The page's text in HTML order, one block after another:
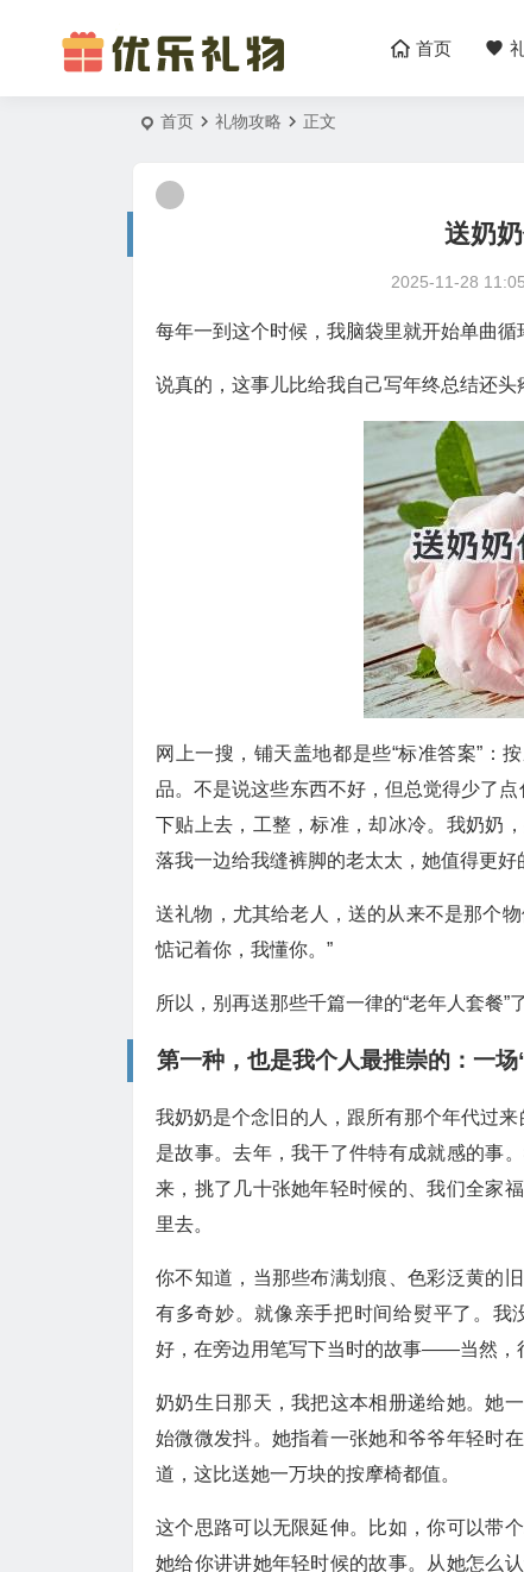
首页
首页 礼物攻略 正文
送奶
2025-11-28
每年一到这个时候，我脑袋里就开始单曲
说真的，这事儿比给我自己写年终总结还头
网上一搜，铺天盖地都是些“标准答案”：
品。不是说这些东西不好，但总觉得少了
下贴上去，工整，标准，却冰冷。我奶奶
落我一边给我缝裤脚的老太太，她值得更好
送礼物，尤其给老人，送的从来不是那个
惦记着你，我懂你。”
所以，别再送那些千篇一律的“老年人套餐”
第一种，也是我个人最推崇的：一场
我奶奶是个念旧的人，跟所有那个年代过
是故事。去年，我干了件特有成就感的事
来，挑了几十张她年轻时候的、我们全家
里去。
你不知道，当那些布满划痕、色彩泛黄的
有多奇妙。就像亲手把时间给熨平了。我
好，在旁边用笔写下当时的故事——当然，
奶奶生日那天，我把这本相册递给她。她
始微微发抖。她指着一张她和爷爷年轻时
道，这比送她一万块的按摩椅都值。
这个思路可以无限延伸。比如，你可以带
她给你讲讲她年轻时候的故事。从她怎么